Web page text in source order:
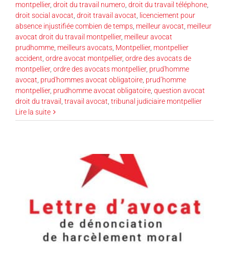
montpellier, droit du travail numero, droit du travail téléphone,
droit social avocat, droit travail avocat, licenciement pour
absence injustifiée combien de temps, meilleur avocat, meilleur
avocat droit du travail montpellier, meilleur avocat
prudhomme, meilleurs avocats, Montpellier, montpellier
accident, ordre avocat montpellier, ordre des avocats de
montpellier, ordre des avocats montpellier, prud'homme
avocat, prud'hommes avocat obligatoire, prud’homme
montpellier, prudhomme avocat obligatoire, question avocat
droit du travail , travail avocat, tribunal judiciaire montpellier
Lire la suite